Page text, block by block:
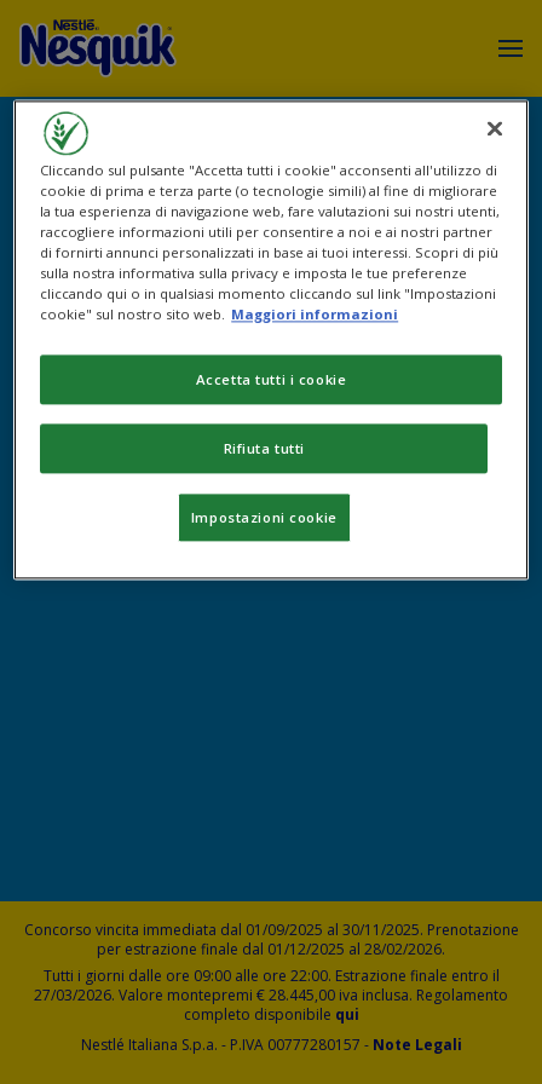
Login utente
Concorso vincita immediata dal 01/09/2025 al 30/11/2025. Prenotazione
per estrazione finale dal 01/12/2025 al 28/02/2026.
Tutti i giorni dalle ore 09:00 alle ore 22:00. Estrazione finale entro il
27/03/2026. Valore montepremi € 28.445,00 iva inclusa. Regolamento
completo disponibile qui
Nestlé Italiana S.p.a. - P.IVA 00777280157 - Note Legali
Cliccando sul pulsante "Accetta tutti i cookie" acconsenti all'utilizzo di
cookie di prima e terza parte (o tecnologie simili) al fine di migliorare
la tua esperienza di navigazione web, fare valutazioni sui nostri utenti,
raccogliere informazioni utili per consentire a noi e ai nostri partner
di fornirti annunci personalizzati in base ai tuoi interessi. Scopri di più
sulla nostra informativa sulla privacy e imposta le tue preferenze
cliccando qui o in qualsiasi momento cliccando sul link "Impostazioni
cookie" sul nostro sito web. Maggiori informazioni
Rifiuta tutti
Accetta tutti i cookie
Impostazioni cookie